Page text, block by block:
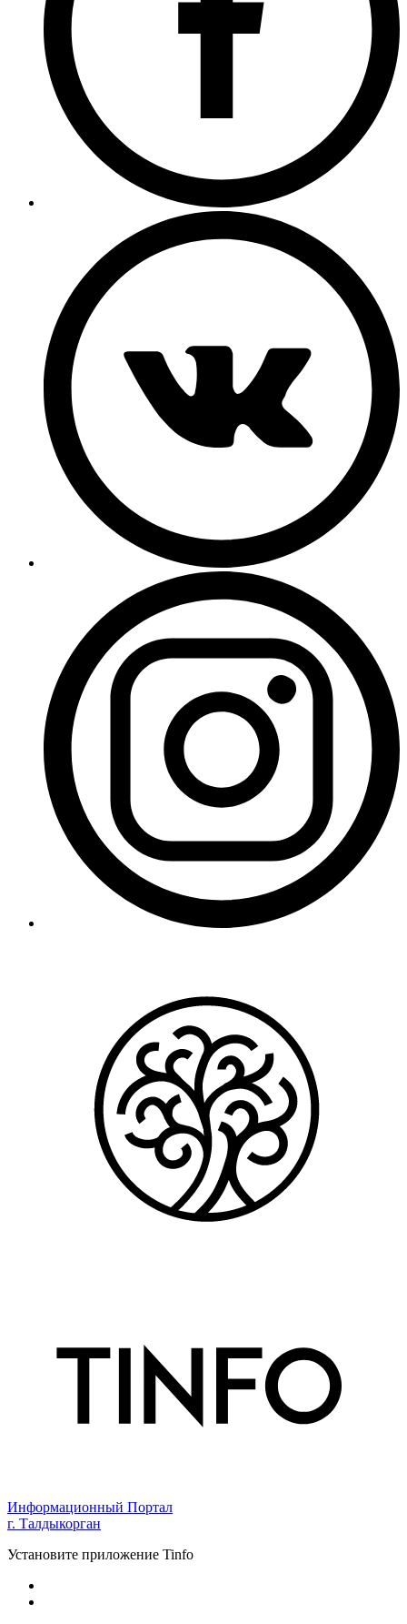
Информационный Портал
г. Талдыкорган
Установите приложение Tinfo